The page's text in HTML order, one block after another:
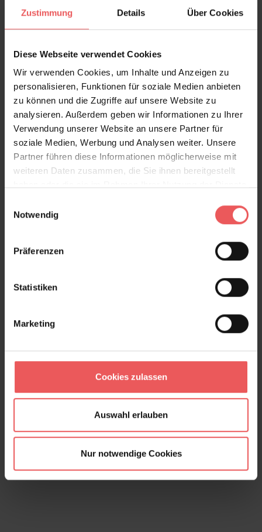
Zustimmung Details Über Cookies
Diese Webseite verwendet Cookies
Wir verwenden Cookies, um Inhalte und Anzeigen zu
personalisieren, Funktionen für soziale Medien anbieten
zu können und die Zugriffe auf unsere Website zu
analysieren. Außerdem geben wir Informationen zu Ihrer
Verwendung unserer Website an unsere Partner für
soziale Medien, Werbung und Analysen weiter. Unsere
Partner führen diese Informationen möglicherweise mit
weiteren Daten zusammen, die Sie ihnen bereitgestellt
Notwendig
Präferenzen
Statistiken
Marketing
Cookies zulassen
Auswahl erlauben
Nur notwendige Cookies
Juniwiese 1
343,00 €
343,00 €